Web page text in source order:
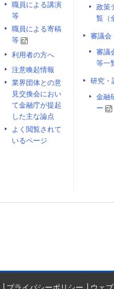
職員による講演
等
職員による寄稿
等
利用者の方へ
注意喚起情報
業界団体との意
見交換会におい
て金融庁が提起
した主な論点
よく閲覧されて
いるページ
政策
覧（
審議会
審議
等一
研究・
金融
ー